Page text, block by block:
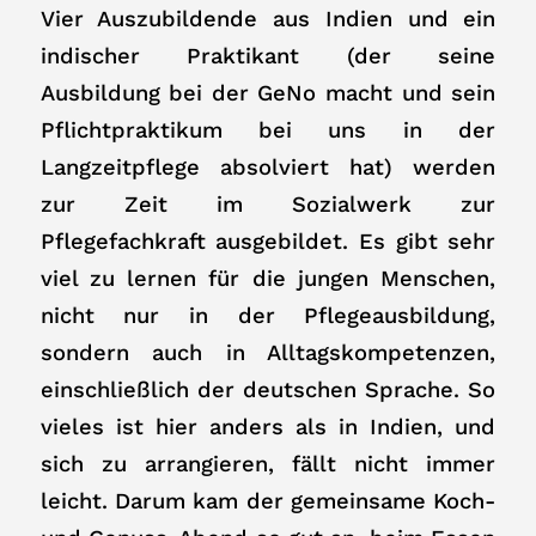
Vier Auszubildende aus Indien und ein
indischer Praktikant (der seine
Ausbildung bei der GeNo macht und sein
Pflichtpraktikum bei uns in der
Langzeitpflege absolviert hat) werden
zur Zeit im Sozialwerk zur
Pflegefachkraft ausgebildet. Es gibt sehr
viel zu lernen für die jungen Menschen,
nicht nur in der Pflegeausbildung,
sondern auch in Alltagskompetenzen,
einschließlich der deutschen Sprache. So
vieles ist hier anders als in Indien, und
sich zu arrangieren, fällt nicht immer
leicht. Darum kam der gemeinsame Koch-